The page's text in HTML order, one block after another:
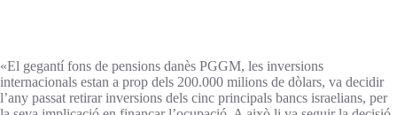
«El gegantí fons de pensions danès PGGM, les inversions
internacionals estan a prop dels 200.000 milions de dòlars, va decidir
l’any passat retirar inversions dels cinc principals bancs israelians, per